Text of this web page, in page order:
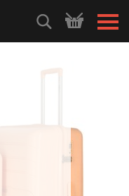
HLEDEJ